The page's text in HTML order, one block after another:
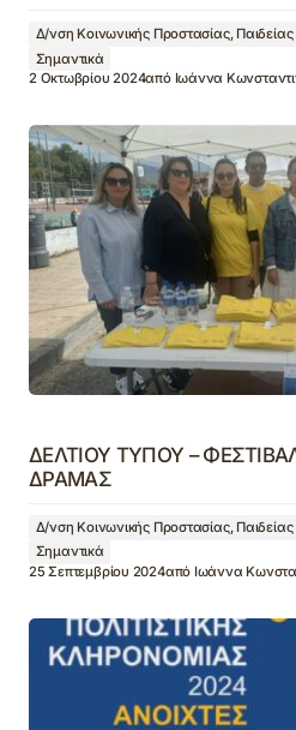
Δ/νση Κοινωνικής Προστασίας, Παιδείας
Σημαντικά
2 Οκτωβρίου 2024από Ιωάννα
ΔΕΛΤΙΟΥ ΤΥΠΟΥ –
ΔΡΑΜΑΣ
Δ/νση Κοινωνικής Προστασίας, Παιδείας
Σημαντικά
25 Σεπτεμβρίου 2024από Ιωάννα